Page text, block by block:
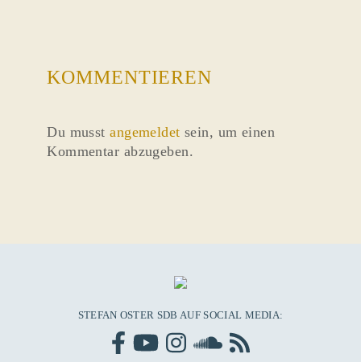
KOMMENTIEREN
Du musstangemeldet sein, um einen
Kommentar abzugeben.
STEFAN OSTER SDB AUF SOCIAL MEDIA: